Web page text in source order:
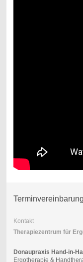
Kontakt
Therapiezentrum für
Donaupraxis Hand-in-
Ergotherapie &